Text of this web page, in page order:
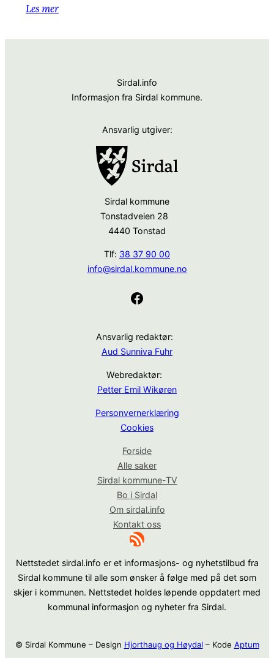
Les mer
Sirdal.info
Informasjon fra Sirdal kommune.
Ansvarlig utgiver:
Sirdal kommune
Tonstadveien 28
4440 Tonstad
Tlf: 38 37 90 00
info@sirdal.kommune.no
Facebook
Ansvarlig redaktør:
Aud Sunniva Fuhr
Webredaktør:
Petter Emil Wikøren
Personvernerklæring
Cookies
Forside
Alle saker
Sirdal kommune-TV
Bo i Sirdal
Om sirdal.info
Kontakt oss
RSS-strøm
Nettstedet sirdal.info er et informasjons- og nyhetstilbud fra
Sirdal kommune til alle som ønsker å følge med på det som
skjer i kommunen. Nettstedet holdes løpende oppdatert med
kommunal informasjon og nyheter fra Sirdal.
© Sirdal Kommune – Design Hjorthaug og Høydal – Kode Aptum